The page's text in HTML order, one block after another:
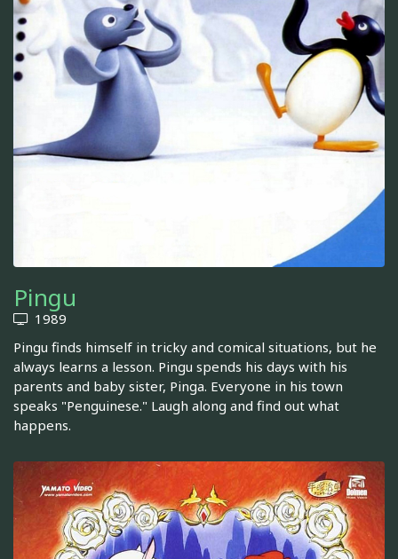
Pingu
1989
Pingu finds himself in tricky and comical situations, but he
always learns a lesson. Pingu spends his days with his
parents and baby sister, Pinga. Everyone in his town
speaks "Penguinese." Laugh along and find out what
happens.